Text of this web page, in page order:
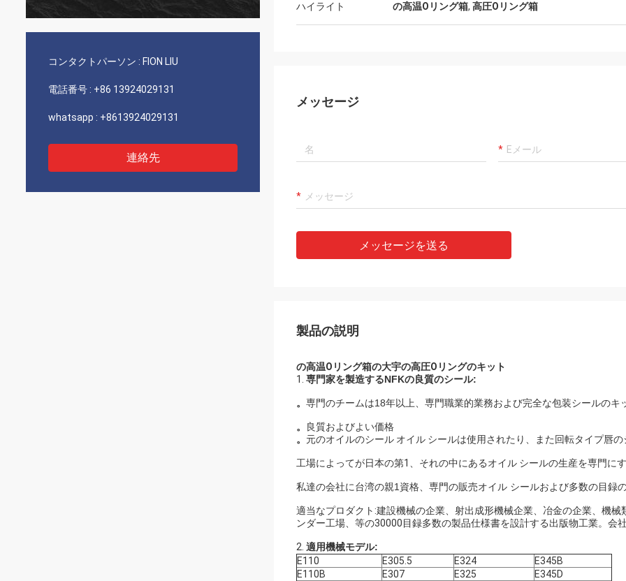
、良質の商品、速い船積みおよび非
推薦します!
コンタクトパーソン : FION LIU
電話番号 : +86 13924029131
whatsapp : +8613924029131
連絡先
ハイライト の高温Oリング箱, 高圧Oリング箱
メッセージ
メッセージを送る
製品の説明
の高温Oリング箱の大宇の高圧Oリングのキット
1. 専門家を製造するNFKの良質のシール:
。 専門のチームは18年以上、専門職業的業務および完全な包装シールの
。
良質およびよい価格
。 元のオイルのシール オイル シールは使用されたり、また回転タイプ唇
工場によってが日本の第1、それの中にあるオイル シールの生産を専門に
私達の会社に台湾の親1資格、専門の販売オイル シールおよび多数の目録
適当なプロダクト:建設機械の企業、射出成形機械企業、冶金の企業、機
ンダー工場、等の30000目録多数の製品仕様書を設計する出版物工業。会
2. 適用機械モデル:
E110
E305.5 E324
E345B
E110B
E307 E325
E345D